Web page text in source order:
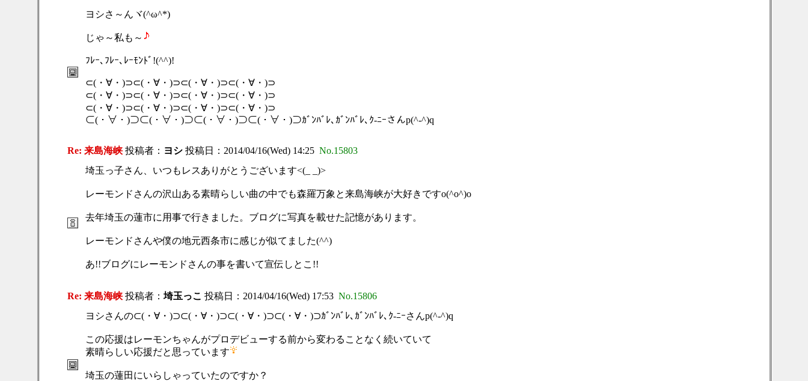
ヨシさ～んヾ(^ω^*)
じゃ～私も～
ﾌﾚｰ､ﾌﾚｰ､ﾚｰﾓﾝﾄﾞ!(^^)!
⊂(・∀・)⊃⊂(・∀・)⊃⊂(・∀・)⊃⊂(・∀・)⊃
⊂(・∀・)⊃⊂(・∀・)⊃⊂(・∀・)⊃⊂(・∀・)⊃
⊂(・∀・)⊃⊂(・∀・)⊃⊂(・∀・)⊃⊂(・∀・)⊃
⊂(・∀・)⊃⊂(・∀・)⊃⊂(・∀・)⊃⊂(・∀・)⊃ｶﾞﾝﾊﾞﾚ､ｶﾞﾝﾊﾞﾚ､ｸ-ﾆｰさんp(^-^)q
Re: 来島海峡投稿者： ヨシ投稿日：2014/04/16(Wed) 14:25 No.15803
埼玉っ子さん、いつもレスありがとうございます<(_ _)>
レーモンドさんの沢山ある素晴らしい曲の中でも森羅万象と来島海峡が大好きですo(^o^)o
去年埼玉の蓮市に用事で行きました。ブログに写真を載せた記憶があります。
レーモンドさんや僕の地元西条市に感じが似てました(^^)
あ!!ブログにレーモンドさんの事を書いて宣伝しとこ!!
Re: 来島海峡投稿者： 埼玉っこ 投稿日：2014/04/16(Wed) 17:53 No.15806
ヨシさんの⊂(・∀・)⊃⊂(・∀・)⊃⊂(・∀・)⊃⊂(・∀・)⊃ｶﾞﾝﾊﾞﾚ､ｶﾞﾝﾊﾞﾚ､ｸ-ﾆｰさんp(^-^)q
この応援はレーモンちゃんがプロデビューする前から変わることなく続いていて
素晴らしい応援だと思っています
埼玉の蓮田にいらしゃっていたのですか？